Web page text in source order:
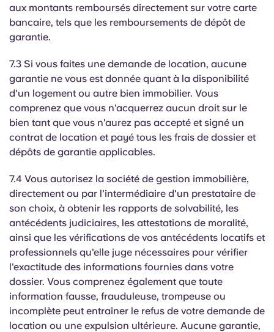
aux montants remboursés directement sur votre carte
bancaire, tels que les remboursements de dépôt de
garantie.
7.3 Si vous faites une demande de location, aucune
garantie ne vous est donnée quant à la disponibilité
d'un logement ou autre bien immobilier. Vous
comprenez que vous n'acquerrez aucun droit sur le
bien tant que vous n'aurez pas accepté et signé un
contrat de location et payé tous les frais de dossier et
dépôts de garantie applicables.
7.4 Vous autorisez la société de gestion immobilière,
directement ou par l'intermédiaire d'un prestataire de
son choix, à obtenir les rapports de solvabilité, les
antécédents judiciaires, les attestations de moralité,
ainsi que les vérifications de vos antécédents locatifs et
professionnels qu'elle juge nécessaires pour vérifier
l'exactitude des informations fournies dans votre
dossier. Vous comprenez également que toute
information fausse, frauduleuse, trompeuse ou
incomplète peut entraîner le refus de votre demande de
location ou une expulsion ultérieure. Aucune garantie,